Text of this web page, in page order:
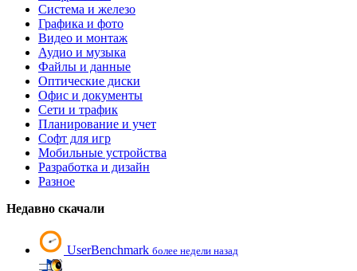
Система и железо
Графика и фото
Видео и монтаж
Аудио и музыка
Файлы и данные
Оптические диски
Офис и документы
Сети и трафик
Планирование и учет
Софт для игр
Мобильные устройства
Разработка и дизайн
Разное
Недавно скачали
UserBenchmark более недели назад